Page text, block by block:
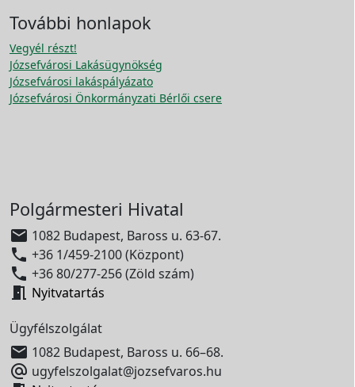
További honlapok
Vegyél részt!
Józsefvárosi Lakásügynökség
Józsefvárosi lakáspályázato
Józsefvárosi Önkormányzati Bérlői csere
Polgármesteri Hivatal
 1082 Budapest, Baross u. 63-67.
 +36 1/459-2100 (Központ)
 +36 80/277-256 (Zöld szám)
 Nyitvatartás
Ügyfélszolgálat
 1082 Budapest, Baross u. 66–68.
 ugyfelszolgalat@jozsefvaros.hu